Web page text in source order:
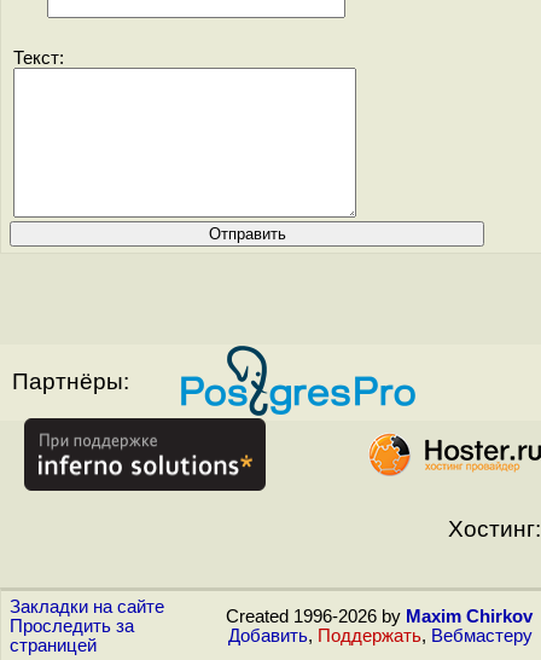
Текст:
Партнёры:
Хостинг:
Закладки на сайте
Проследить за
страницей
Created 1996-2026 by Maxim Chirkov
Добавить, Поддержать, Вебмастеру